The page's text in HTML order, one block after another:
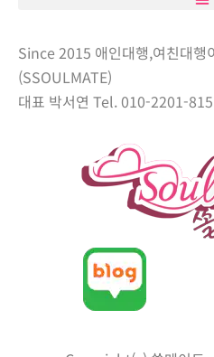
Since 2015 애인대행,여친대행
(SSOULMATE)
대표 박서연 Tel. 010-2201-